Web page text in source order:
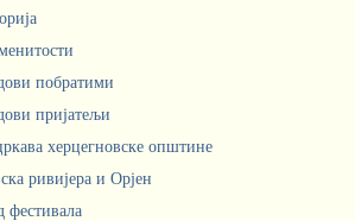
побратими
пријатељи
херцегновске општине
ривијера и Орјен
фестивала